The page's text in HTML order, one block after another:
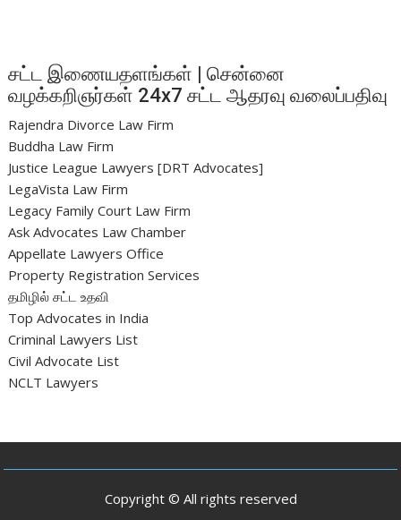
சட்ட இணையதளங்கள் | சென்னை
வழக்கறிஞர்கள் 24x7 சட்ட ஆதரவு வலைப்பதிவு
Rajendra Divorce Law Firm
Buddha Law Firm
Justice League Lawyers [DRT Advocates]
LegaVista Law Firm
Legacy Family Court Law Firm
Ask Advocates Law Chamber
Appellate Lawyers Office
Property Registration Services
தமிழில் சட்ட உதவி
Top Advocates in India
Criminal Lawyers List
Civil Advocate List
NCLT Lawyers
Copyright © All rights reserved